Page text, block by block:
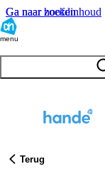
Ga naar hoofdinhoud
Ga naar zoeken
menu
Terug